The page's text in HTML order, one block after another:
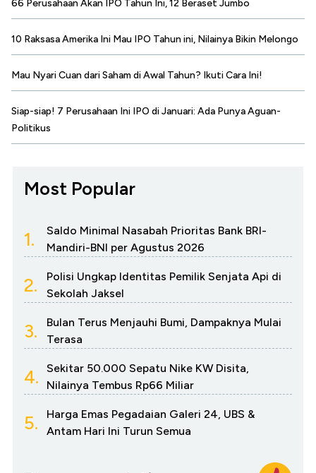
66 Perusahaan Akan IPO Tahun Ini, 12 Beraset Jumbo
10 Raksasa Amerika Ini Mau IPO Tahun ini, Nilainya Bikin Melongo
Mau Nyari Cuan dari Saham di Awal Tahun? Ikuti Cara Ini!
Siap-siap! 7 Perusahaan Ini IPO di Januari: Ada Punya Aguan-
Politikus
Most Popular
1.
Saldo Minimal Nasabah Prioritas Bank BRI-
Mandiri-BNI per Agustus 2026
2.
Polisi Ungkap Identitas Pemilik Senjata Api di
Sekolah Jaksel
3.
Bulan Terus Menjauhi Bumi, Dampaknya Mulai
Terasa
4.
Sekitar 50.000 Sepatu Nike KW Disita,
Nilainya Tembus Rp66 Miliar
5.
Harga Emas Pegadaian Galeri 24, UBS &
Antam Hari Ini Turun Semua